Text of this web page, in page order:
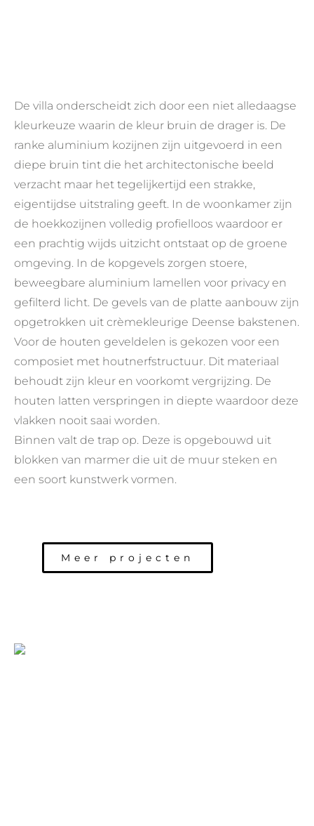
De villa onderscheidt zich door een niet alledaagse
kleurkeuze waarin de kleur bruin de drager is. De
ranke aluminium kozijnen zijn uitgevoerd in een
diepe bruin tint die het architectonische beeld
verzacht maar het tegelijkertijd een strakke,
eigentijdse uitstraling geeft. In de woonkamer zijn
de hoekkozijnen volledig profielloos waardoor er
een prachtig wijds uitzicht ontstaat op de groene
omgeving. In de kopgevels zorgen stoere,
beweegbare aluminium lamellen voor privacy en
gefilterd licht. De gevels van de platte aanbouw zijn
opgetrokken uit crèmekleurige Deense bakstenen.
Voor de houten geveldelen is gekozen voor een
composiet met houtnerfstructuur. Dit materiaal
behoudt zijn kleur en voorkomt vergrijzing. De
houten latten verspringen in diepte waardoor deze
vlakken nooit saai worden.
Binnen valt de trap op. Deze is opgebouwd uit
blokken van marmer die uit de muur steken en
een soort kunstwerk vormen.
Meer projecten